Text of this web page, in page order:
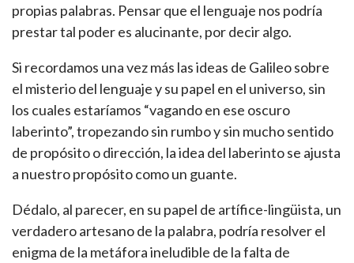
propias palabras. Pensar que el lenguaje nos podría
prestar tal poder es alucinante, por decir algo.
Si recordamos una vez más las ideas de Galileo sobre
el misterio del lenguaje y su papel en el universo, sin
los cuales estaríamos “vagando en ese oscuro
laberinto”, tropezando sin rumbo y sin mucho sentido
de propósito o dirección, la idea del laberinto se ajusta
a nuestro propósito como un guante.
Dédalo, al parecer, en su papel de artífice-lingüista, un
verdadero artesano de la palabra, podría resolver el
enigma de la metáfora ineludible de la falta de